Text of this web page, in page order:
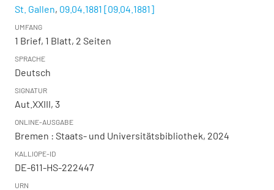
St. Gallen, 09.04.1881 [09.04.1881]
UMFANG
1 Brief, 1 Blatt, 2 Seiten
SPRACHE
Deutsch
SIGNATUR
Aut.XXIII, 3
ONLINE-AUSGABE
Bremen : Staats- und Universitätsbibliothek, 2024
KALLIOPE-ID
DE-611-HS-222447
URN